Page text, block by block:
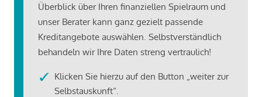
Überblick über Ihren finanziellen Spielraum und
unser Berater kann ganz gezielt passende
Kreditangebote auswählen. Selbstverständlich
behandeln wir Ihre Daten streng vertraulich!
Klicken Sie hierzu auf den Button „weiter zur
Selbstauskunft“.